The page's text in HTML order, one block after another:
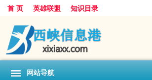
首 页 英雄联盟 知识目录
网站导航